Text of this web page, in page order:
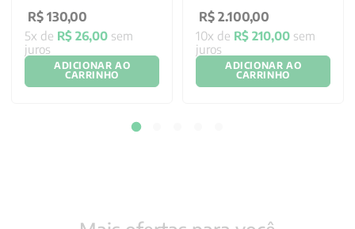
R$ 130,00
5x de R$ 26,00 sem
juros
ADICIONAR AO
CARRINHO
R$ 2.100,00
10x de R$ 210,00 sem
juros
ADICIONAR AO
CARRINHO